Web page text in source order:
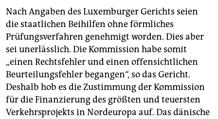
Milliarden Euro.
Einen EU-Zuschussvon 1,4 Milliarden Euro wollte
Dänemark dafür haben. Die restlichen sechs
Milliarden Euro sollten über günstige Kredite
finanziert werden, für die der dänische Staat
garantiert.
Diesen Zuschusswird es jetzt nicht geben.
Nach Angaben des Luxemburger Gerichts seien
die staatlichen Beihilfen ohne förmliches
Prüfungsverfahren genehmigt worden. Dies aber
sei unerlässlich. Die Kommission habe somit
„einen Rechtsfehler und einen offensichtlichen
Beurteilungsfehler begangen“, so das Gericht.
Deshalb hob es die Zustimmung der Kommission
für die Finanzierung des größten und teuersten
Verkehrsprojekts in Nordeuropa auf. Das dänische